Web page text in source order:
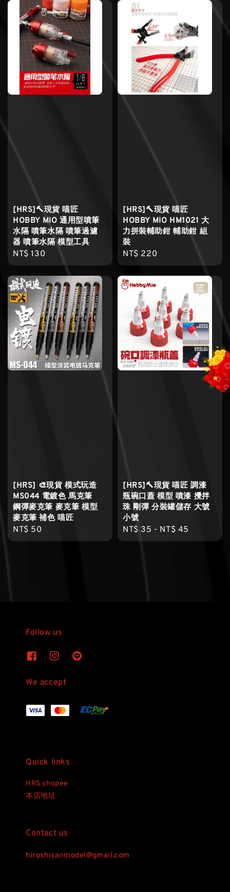
[HRS]🔨現貨 喵匠
HOBBY MIO 通用型噴筆
水隔 噴筆水隔 噴筆過濾
器 噴筆水隔 模型工具
Regular
price
NT$ 130
[HRS]🔨現貨 喵匠
HOBBY MIO HM1021 大
力拼裝輔助鉗 輔助鉗 組
裝
Regular
price
NT$ 220
[HRS] 🎨現貨 模式玩造
MS044 電鍍色 馬克筆
鋼彈麥克筆 麥克筆 模型
麥克筆 補色 喵匠
Regular
price
NT$ 50
[HRS]🔨現貨 喵匠 調漆
瓶碗口蓋 模型 噴漆 攪拌
珠 剛彈 分裝罐儲存 大號
小號
Regular
price
NT$ 35 - NT$ 45
Follow us
We accept
Quick links
HRS shopee
本店地址
Contact us
hiroshisanmodel@gmail.com